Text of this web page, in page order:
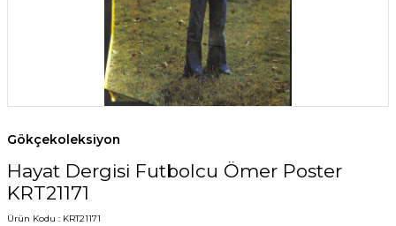
Gökçekoleksiyon
Hayat Dergisi Futbolcu Ömer Poster
KRT21171
Ürün Kodu : KRT21171